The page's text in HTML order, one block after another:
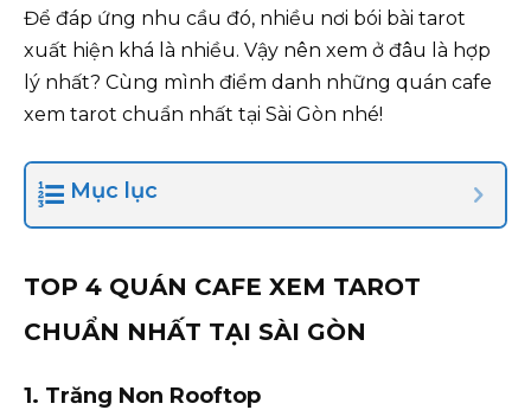
Để đáp ứng nhu cầu đó, nhiều nơi bói bài tarot
xuất hiện khá là nhiều. Vậy nên xem ở đâu là hợp
lý nhất? Cùng mình điểm danh những quán cafe
xem tarot chuẩn nhất tại Sài Gòn nhé!
Mục lục
TOP 4 QUÁN CAFE XEM TAROT
CHUẨN NHẤT TẠI SÀI GÒN
1. Trăng Non Rooftop